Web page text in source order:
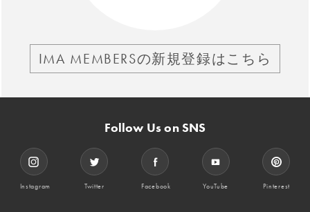
IMA MEMBERSの新規登録はこちら
Follow Us on SNS
Instagram Twitter Facebook YouTube Pinterest